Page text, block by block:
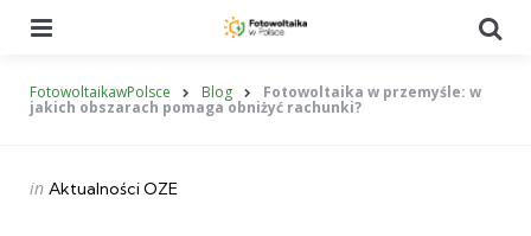
FotowoltaikawPolsce Blog Fotowoltaika w przemyśle: w
jakich obszarach pomaga obniżyć rachunki?
Categories
Posted
in Aktualności OZE